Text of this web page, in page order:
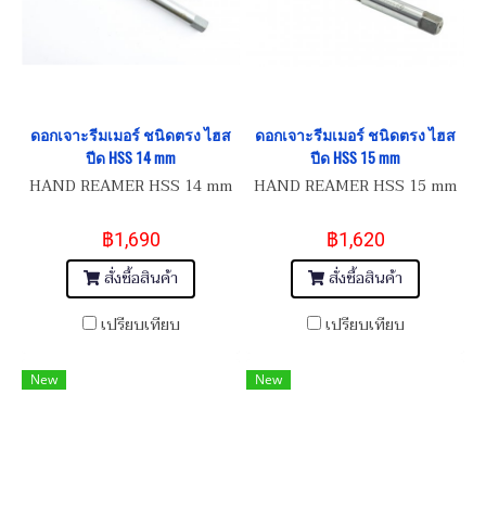
ดอกเจาะรีมเมอร์ ชนิดตรง ไฮส
ปีด HSS 14 mm
HAND REAMER HSS 14 mm
฿1,690
สั่งซื้อสินค้า
เปรียบเทียบ
ดอกเจาะรีมเมอร์ ชนิดตรง ไฮส
ปีด HSS 15 mm
HAND REAMER HSS 15 mm
฿1,620
สั่งซื้อสินค้า
เปรียบเทียบ
New New